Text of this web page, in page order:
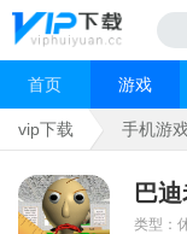
首页 游戏
vip下载 手机游
巴
类型：